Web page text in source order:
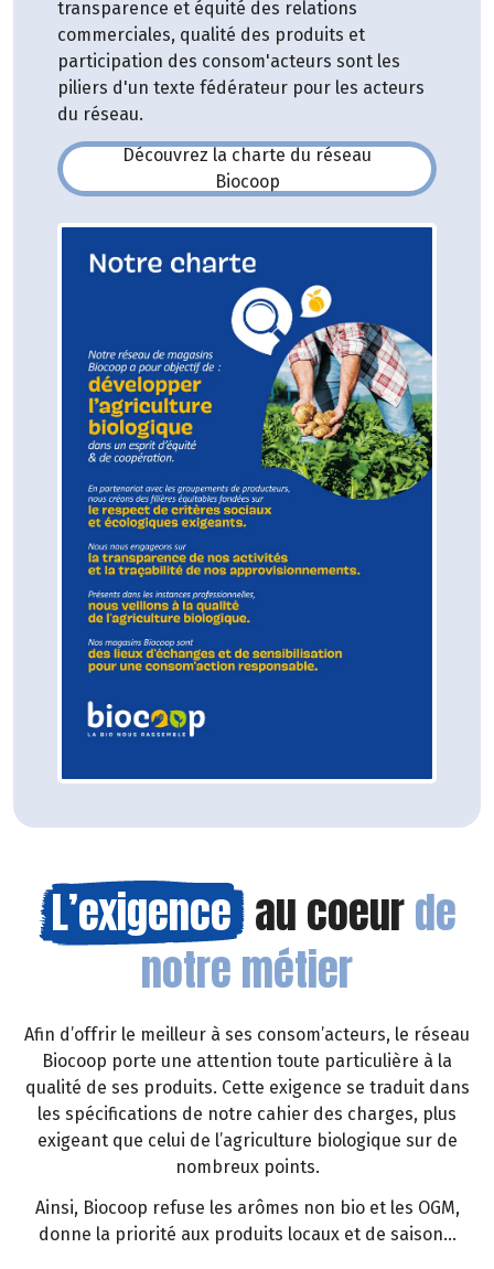
transparence et équité des relations
commerciales, qualité des produits et
participation des consom'acteurs sont les
piliers d'un texte fédérateur pour les acteurs
du réseau.
Découvrez la charte du réseau
Biocoop
(s'ouvre dans une nouvelle
L’exigence au coeurde
notre métier
Afin d’offrir le meilleur à ses consom’acteurs, le réseau
Biocoop porte une attention toute particulière à la
qualité de ses produits. Cette exigence se traduit dans
les spécifications de notre cahier des charges, plus
exigeant que celui de l’agriculture biologique sur de
nombreux points.
Ainsi, Biocoop refuse les arômes non bio et les OGM,
donne la priorité aux produits locaux et de saison...